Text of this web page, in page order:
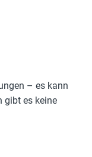
– es kann
es keine